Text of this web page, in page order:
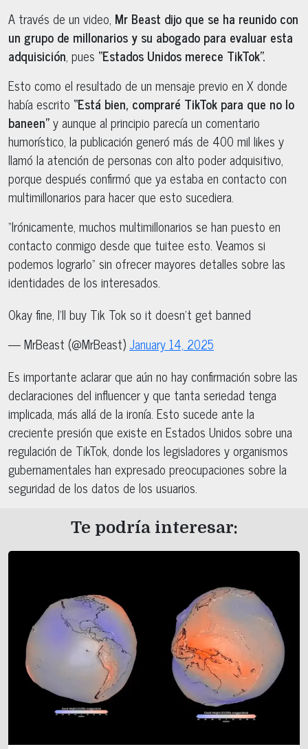
A través de un video, Mr Beast dijo que se ha reunido con
un grupo de millonarios y su abogado para evaluar esta
adquisición, pues “Estados Unidos merece TikTok”.
Esto como el resultado de un mensaje previo en X donde
había escrito “Está bien, compraré TikTok para que no lo
baneen”y aunque al principio parecía un comentario
humorístico, la publicación generó más de 400 mil likes y
llamó la atención de personas con alto poder adquisitivo,
porque después confirmó que ya estaba en contacto con
multimillonarios para hacer que esto sucediera.
“Irónicamente, muchos multimillonarios se han puesto en
contacto conmigo desde que tuitee esto. Veamos si
podemos lograrlo” sin ofrecer mayores detalles sobre las
identidades de los interesados.
Okay fine, I’ll buy Tik Tok so it doesn’t get banned
— MrBeast (@MrBeast)January 14, 2025
Es importante aclarar que aún no hay confirmación sobre las
declaraciones del influencer y que tanta seriedad tenga
implicada, más allá de la ironía. Esto sucede ante la
creciente presión que existe en Estados Unidos sobre una
regulación de TikTok, donde los legisladores y organismos
gubernamentales han expresado preocupaciones sobre la
seguridad de los datos de los usuarios.
Te podría interesar: